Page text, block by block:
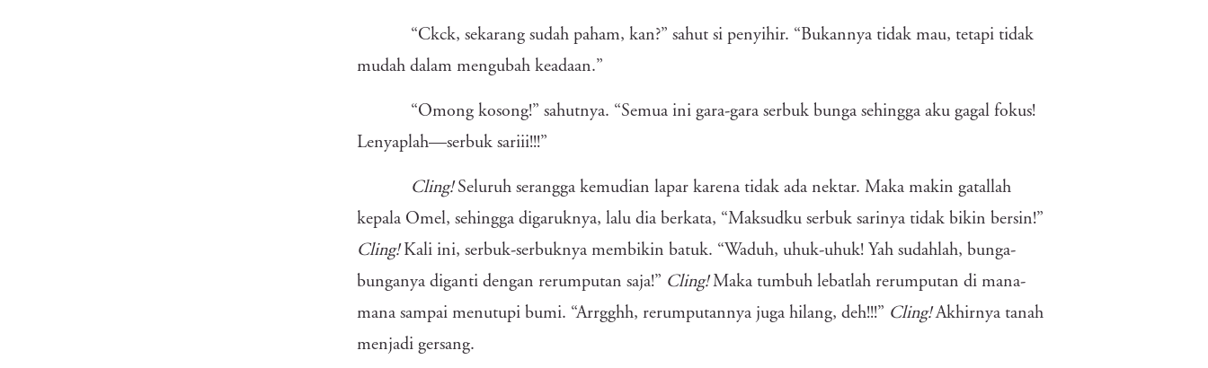
“Ckck, sekarang sudah paham, kan?” sahut si penyihir. “Bukannya tidak mau, tetapi tidak
mudah dalam mengubah keadaan.”
“Omong kosong!” sahutnya. “Semua ini gara-gara serbuk bunga sehingga aku gagal fokus!
Lenyaplah—serbuk sariii!!!”
Cling! Seluruh serangga kemudian lapar karena tidak ada nektar. Maka makin gatallah
kepala Omel, sehingga digaruknya, lalu dia berkata, “Maksudku serbuk sarinya tidak bikin bersin!”
Cling! Kali ini, serbuk-serbuknya membikin batuk. “Waduh, uhuk-uhuk! Yah sudahlah, bunga-
bunganya diganti dengan rerumputan saja!” Cling!Maka tumbuh lebatlah rerumputan di mana-
mana sampai menutupi bumi. “Arrgghh, rerumputannya juga hilang, deh!!!” Cling!Akhirnya tanah
menjadi gersang.